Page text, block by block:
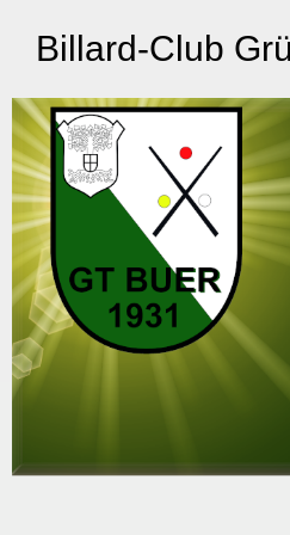
Billard-Club